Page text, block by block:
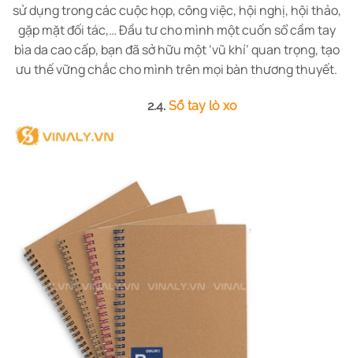
sử dụng trong các cuộc họp, công việc, hội nghị, hội thảo,
gặp mặt đối tác,… Đầu tư cho mình một cuốn sổ cầm tay
bìa da cao cấp, bạn đã sở hữu một ‘vũ khí’ quan trọng, tạo
ưu thế vững chắc cho mình trên mọi bàn thương thuyết.
2.4. Sổ tay lò xo